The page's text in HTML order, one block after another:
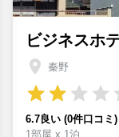
ビジネスホ
秦野
6.7良い (0件口コミ)
1部屋 x 1泊